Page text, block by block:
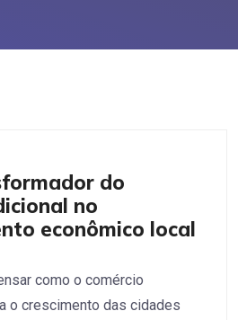
do
no
econômico local
como o comércio
o crescimento das cidades